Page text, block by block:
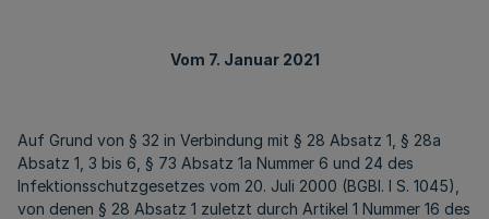
Vom 7. Januar 2021
Auf Grund von § 32 in Verbindung mit § 28 Absatz 1, § 28a
Absatz 1, 3 bis 6, § 73 Absatz 1a Nummer 6 und 24 des
Infektionsschutzgesetzes vom 20. Juli 2000 (BGBl. I S. 1045),
von denen § 28 Absatz 1 zuletzt durch Artikel 1 Nummer 16 des